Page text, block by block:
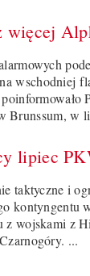
więcej
wschodniej
Brunssum, w
lipiec
taktyczne i
kontyngentu
wojskami z
...